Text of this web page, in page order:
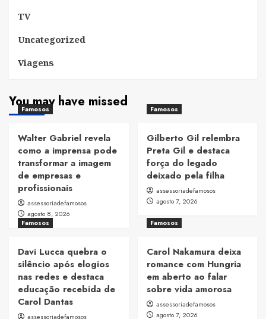
TV
Uncategorized
Viagens
You may have missed
Famosos
Walter Gabriel revela
como a imprensa pode
transformar a imagem
de empresas e
profissionais
assessoriadefamosos
agosto 8, 2026
Famosos
Gilberto Gil relembra
Preta Gil e destaca
força do legado
deixado pela filha
assessoriadefamosos
agosto 7, 2026
Famosos
Davi Lucca quebra o
silêncio após elogios
nas redes e destaca
educação recebida de
Carol Dantas
assessoriadefamosos
Famosos
Carol Nakamura deixa
romance com Hungria
em aberto ao falar
sobre vida amorosa
assessoriadefamosos
agosto 7, 2026